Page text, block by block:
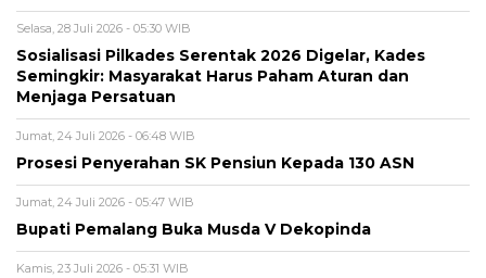
Selasa, 28 Juli 2026 - 05:30 WIB
Sosialisasi Pilkades Serentak 2026 Digelar, Kades
Semingkir: Masyarakat Harus Paham Aturan dan
Menjaga Persatuan
Jumat, 24 Juli 2026 - 06:48 WIB
Prosesi Penyerahan SK Pensiun Kepada 130 ASN
Jumat, 24 Juli 2026 - 05:47 WIB
Bupati Pemalang Buka Musda V Dekopinda
Kamis, 23 Juli 2026 - 05:31 WIB